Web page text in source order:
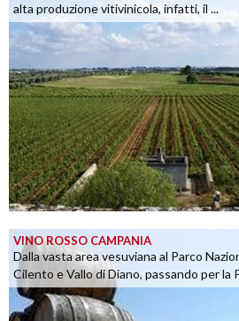
alta produzione vitivinicola, infatti, il ...
VINO ROSSO CAMPANIA
Dalla vasta area vesuviana al Parco
Cilento e Vallo di Diano, passando per la